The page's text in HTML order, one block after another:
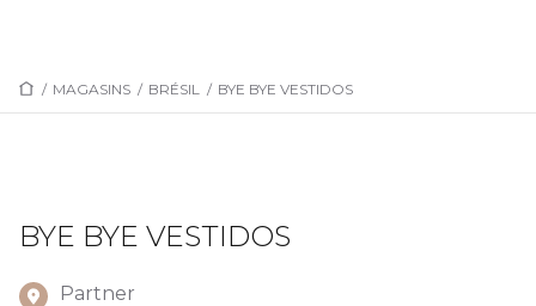
/ MAGASINS / BRÉSIL / BYE BYE VESTIDOS
BYE BYE VESTIDOS
Partner